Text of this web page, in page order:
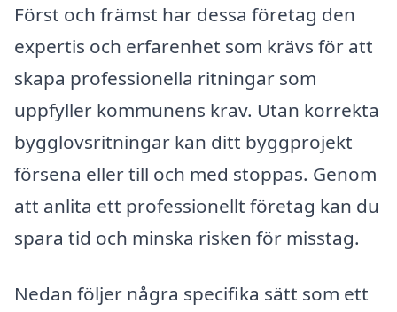
Först och främst har dessa företag den
expertis och erfarenhet som krävs för att
skapa professionella ritningar som
uppfyller kommunens krav. Utan korrekta
bygglovsritningar kan ditt byggprojekt
försena eller till och med stoppas. Genom
att anlita ett professionellt företag kan du
spara tid och minska risken för misstag.
Nedan följer några specifika sätt som ett